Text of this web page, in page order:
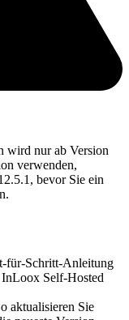
wird nur ab Version
verwenden,
bevor Sie ein
Schritt-Anleitung
Self-Hosted
aktualisieren Sie